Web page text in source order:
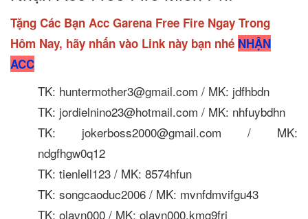
Tặng Các Bạn Acc Garena Free Fire Ngay Trong
Hôm Nay, hãy nhấn vào Link này bạn nhé NHẬN
ACC
TK: huntermother3@gmail.com / MK: jdfhbdn
TK: jordielnino23@hotmail.com / MK: nhfuybdhn
TK: jokerboss2000@gmail.com / MK:
ndgfhgw0q12
TK: tienlell123 / MK: 8574hfun
TK: songcaoduc2006 / MK: mvnfdmvifgu43
TK: olavn000 / MK: olavn000.kmg9fri